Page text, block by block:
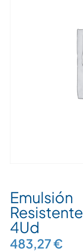
4Ud
483,27€